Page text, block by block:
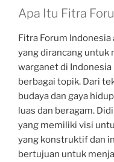
Apa Itu Fitra
Fitra Forum
yang dirancang untuk
warganet di
berbagai topik. Dari
budaya dan gaya
luas dan beragam.
yang memiliki visi
yang konstruktif dan
bertujuan untuk